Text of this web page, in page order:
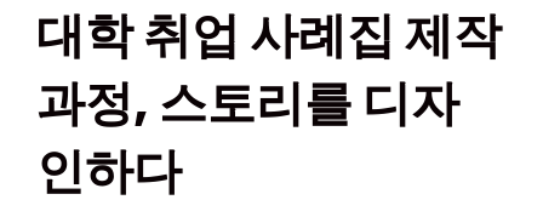
대학 취업 사례집 제작
과정, 스토리를 디자
인하다